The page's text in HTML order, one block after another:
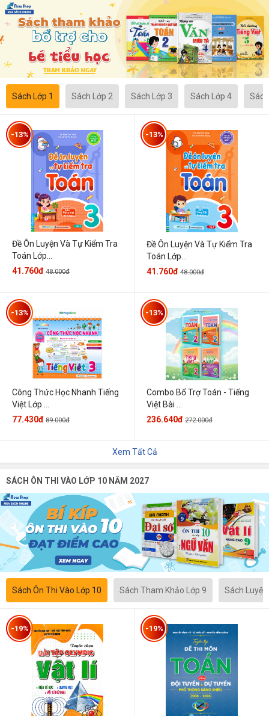
Sách Lớp 1 Sách Lớp 2 Sách Lớp 3 Sách Lớp 4
Đề Ôn Luyện Và Tự Kiểm Tra
Toán Lớp...
-13%
41.760đ 48.000đ
Đề Ôn Luyện Và Tự Kiểm Tra
Toán Lớp...
-13%
41.760đ 48.000đ
Công Thức Học Nhanh Tiếng
Việt Lớp ...
-13%
77.430đ 89.000đ
Combo Bổ Trợ Toán - Tiếng
Việt Bài ...
-13%
236.640đ 272.000đ
Xem Tất Cả
SÁCH ÔN THI VÀO LỚP 10 NĂM 2027
Sách Ôn Thi Vào Lớp 10 Sách Tham Khảo Lớp 9 Sách
-19% -19%